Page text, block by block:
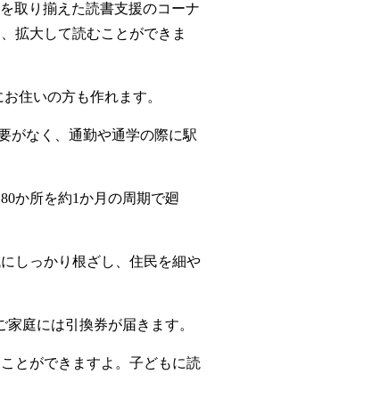
取り揃えた読書支援のコーナ
拡大して読むことができま
お住いの方も作れます。
がなく、通勤や通学の際に駅
か所を約1か月の周期で廻
しっかり根ざし、住民を細や
庭には引換券が届きます。
とができますよ。子どもに読